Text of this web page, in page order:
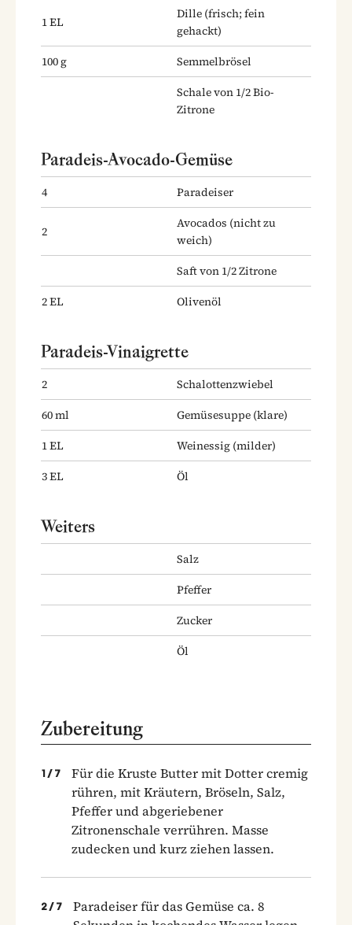
1EL
Dille (frisch; fein
gehackt)
100g
Semmelbrösel
Schale von 1/2 Bio-
Zitrone
Paradeis-Avocado-Gemüse
4 Paradeiser
2
Avocados (nicht zu
weich)
Saft von 1/2 Zitrone
2EL Olivenöl
Paradeis-Vinaigrette
2
Schalottenzwiebel
60ml Gemüsesuppe (klare)
1EL Weinessig (milder)
3EL Öl
Weiters
Salz
Pfeffer
Zucker
Öl
Zubereitung
1 / 7
Für die Kruste Butter mit Dotter cremig
rühren, mit Kräutern, Bröseln, Salz,
Pfeffer und abgeriebener
Zitronenschale verrühren. Masse
zudecken und kurz ziehen lassen.
2 / 7
Paradeiser für das Gemüse ca. 8